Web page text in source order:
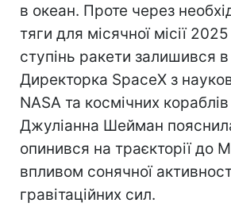
в океан. Проте через
тяги для місячної місії
ступінь ракети залишився
Директорка SpaceX з
NASA та космічних
Джуліанна Шейман
опинився на траєкторії до
впливом сонячної
гравітаційних сил.